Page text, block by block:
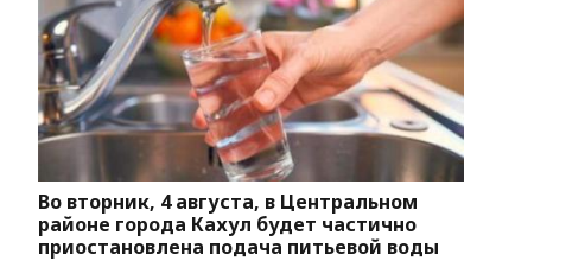
Во вторник, 4 августа, в Центральном
районе города Кахул будет частично
приостановлена подача питьевой воды